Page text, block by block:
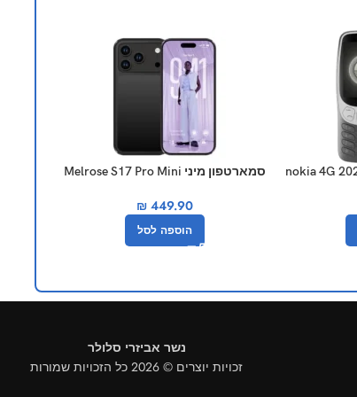
סמארטפון מיני Melrose S17 Pro Mini
₪449.90
הוספה לסל
נשר אביזרי סלולר
זכויות יוצרים © 2026 כל הזכויות שמורות